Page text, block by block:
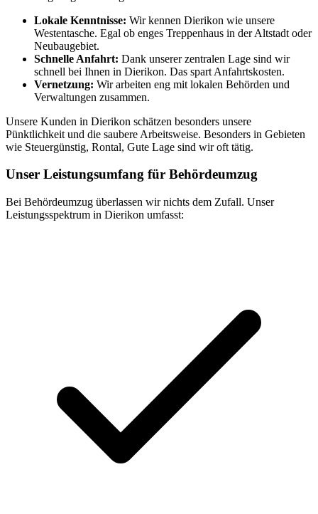
Lokale Kenntnisse: Wir kennen Dierikon wie unsere
Westentasche. Egal ob enges Treppenhaus in der Altstadt oder
Neubaugebiet.
Schnelle Anfahrt: Dank unserer zentralen Lage sind wir
schnell bei Ihnen in Dierikon. Das spart Anfahrtskosten.
Vernetzung: Wir arbeiten eng mit lokalen Behörden und
Verwaltungen zusammen.
Unsere Kunden in Dierikon schätzen besonders unsere
Pünktlichkeit und die saubere Arbeitsweise. Besonders in Gebieten
wie Steuergünstig, Rontal, Gute Lage sind wir oft tätig.
Unser Leistungsumfang für Behördeumzug
Bei Behördeumzug überlassen wir nichts dem Zufall. Unser
Leistungsspektrum in Dierikon umfasst: